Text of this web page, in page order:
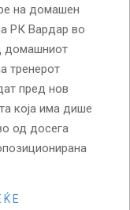
на домашен
РК Вардар во
домашниот
тренерот
пред нов
која има дише
од досега